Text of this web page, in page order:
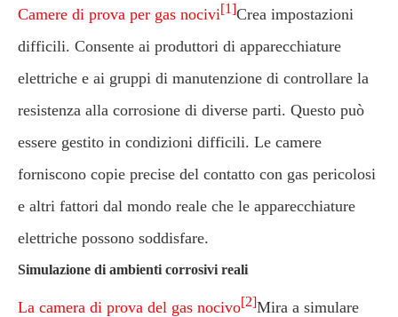
Camere di prova per gas nocivi[1]Crea impostazioni
difficili. Consente ai produttori di apparecchiature
elettriche e ai gruppi di manutenzione di controllare la
resistenza alla corrosione di diverse parti. Questo può
essere gestito in condizioni difficili. Le camere
forniscono copie precise del contatto con gas pericolosi
e altri fattori dal mondo reale che le apparecchiature
elettriche possono soddisfare.
Simulazione di ambienti corrosivi reali
La camera di prova del gas nocivo[2]Mira a simulare